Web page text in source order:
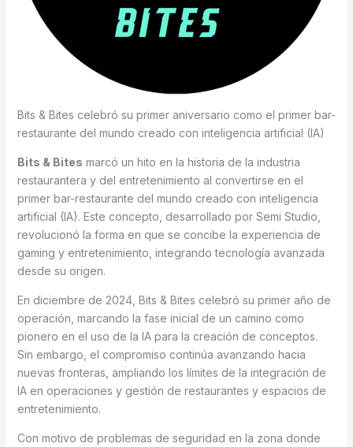
Bits & Bites celebró su primer aniversario como el primer bar-
restaurante del mundo creado con inteligencia artificial (IA)
Bits & Bites marcó un hito en la historia de la industria
restaurantera y del entretenimiento al convertirse en el
primer bar-restaurante del mundo creado con inteligencia
artificial (IA). Este concepto, desarrollado por Semi Studio,
revolucionó la forma en que se concibe la experiencia de
gaming y entretenimiento, integrando tecnología avanzada
desde su origen.
En diciembre de 2024, Bits & Bites celebró su primer año de
operación, marcando la fase inicial de un camino como
pionero en el uso de la IA para la creación de conceptos.
Sin embargo, el compromiso continúa avanzando hacia
nuevas fronteras, ampliando los límites de la integración de
IA en operaciones y gestión de restaurantes y espacios de
entretenimiento.
Con motivo de problemas de seguridad en la zona donde